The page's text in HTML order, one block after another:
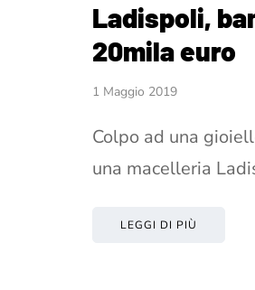
Ladispoli,
20mila euro
1 Maggio 2019
Colpo ad una
una macelleria
LEGGI DI PIÙ